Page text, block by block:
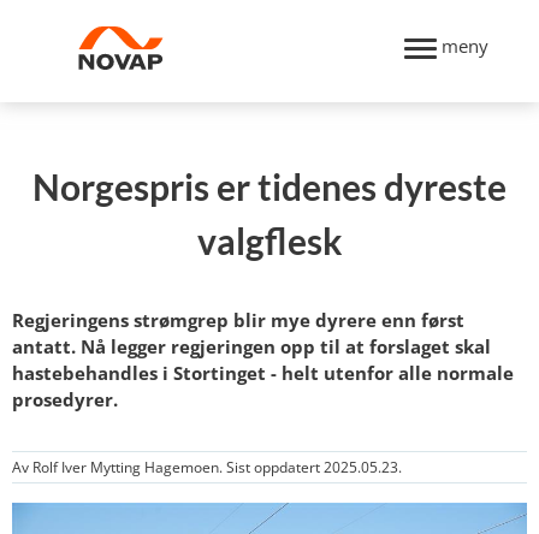
meny
Norgespris er tidenes dyreste
valgflesk
Regjeringens strømgrep blir mye dyrere enn først
antatt. Nå legger regjeringen opp til at forslaget skal
hastebehandles i Stortinget - helt utenfor alle normale
prosedyrer.
Av Rolf Iver Mytting Hagemoen. Sist oppdatert 2025.05.23.